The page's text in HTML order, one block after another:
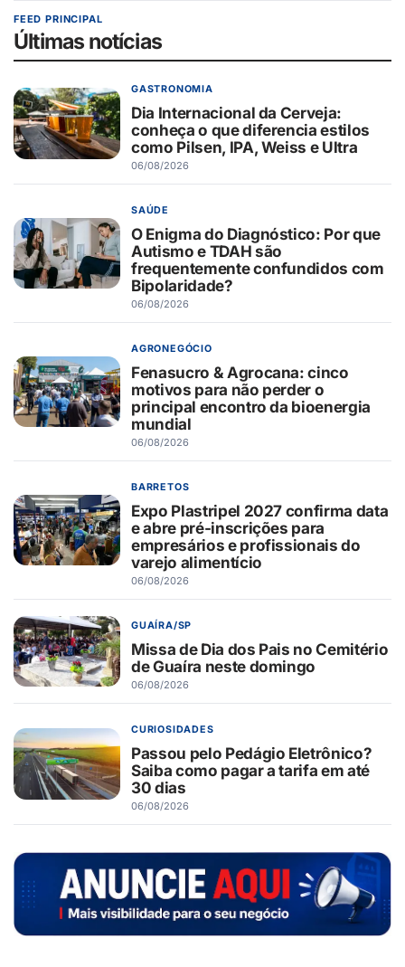
FEED PRINCIPAL
Últimas notícias
GASTRONOMIA
Dia Internacional da Cerveja:
conheça o que diferencia estilos
como Pilsen, IPA, Weiss e Ultra
06/08/2026
SAÚDE
O Enigma do Diagnóstico: Por que
Autismo e TDAH são
frequentemente confundidos com
Bipolaridade?
06/08/2026
AGRONEGÓCIO
Fenasucro & Agrocana: cinco
motivos para não perder o
principal encontro da bioenergia
mundial
06/08/2026
BARRETOS
Expo Plastripel 2027 confirma data
e abre pré-inscrições para
empresários e profissionais do
varejo alimentício
06/08/2026
GUAÍRA/SP
Missa de Dia dos Pais no Cemitério
de Guaíra neste domingo
06/08/2026
CURIOSIDADES
Passou pelo Pedágio Eletrônico?
Saiba como pagar a tarifa em até
30 dias
06/08/2026